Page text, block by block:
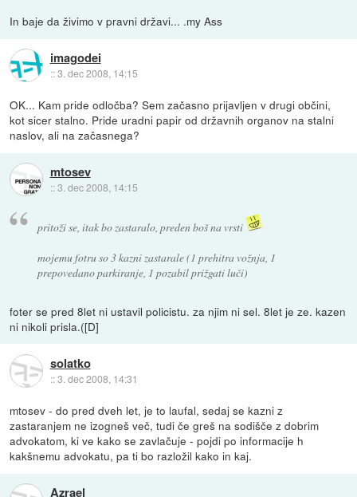
In baje da živimo v pravni državi... .my Ass
imagodei
::3. dec 2008, 14:15
OK... Kam pride odločba? Sem začasno prijavljen v drugi občini,
kot sicer stalno. Pride uradni papir od državnih organov na stalni
naslov, ali na začasnega?
mtosev
::3. dec 2008, 14:15
pritoži se, itak bo zastaralo, preden boš na vrsti
mojemu fotru so 3 kazni zastarale (1 prehitra vožnja, 1
prepovedano parkiranje, 1 pozabil prižgati luči)
foter se pred 8let ni ustavil policistu. za njim ni sel. 8let je ze. kazen
ni nikoli prisla.([D]
solatko
::3. dec 2008, 14:31
mtosev - do pred dveh let, je to laufal, sedaj se kazni z
zastaranjem ne izogneš več, tudi če greš na sodišče z dobrim
advokatom, ki ve kako se zavlačuje - pojdi po informacije h
kakšnemu advokatu, pa ti bo razložil kako in kaj.
Azrael